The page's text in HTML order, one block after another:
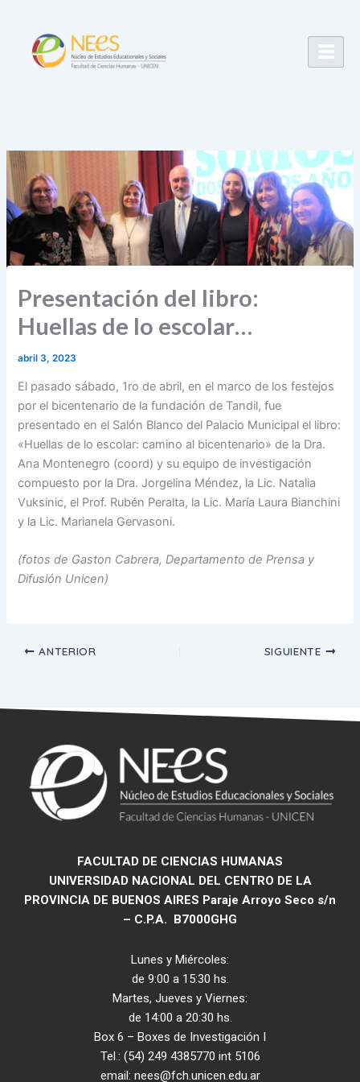
contenido
Presentación del libro:
Huellas de lo escolar…
abril 3, 2023
El pasado sábado, 1ro de abril, en el marco de los festejos
por el bicentenario de la fundación de Tandil, fue
presentado en el Salón Blanco del Palacio Municipal el libro:
«Huellas de lo escolar: camino al bicentenario» de la Dra.
Ana Montenegro (coord) y su equipo de investigación
compuesto por la Dra. Jorgelina Méndez, la Lic. Natalia
Vuksinic, el Prof. Rubén Peralta, la Lic. María Laura Bianchini
y la Lic. Marianela Gervasoni.
(fotos de Gaston Cabrera, Departamento de Prensa y
Difusión Unicen)
ANTERIOR SIGUIENTE
FACULTAD DE CIENCIAS HUMANAS
UNIVERSIDAD NACIONAL DEL CENTRO DE LA
PROVINCIA DE BUENOS AIRES Paraje Arroyo Seco s/n
– C.P.A. B7000GHG
Lunes y Miércoles:
de 9:00 a 15:30 hs.
Martes, Jueves y Viernes:
de 14:00 a 20:30 hs.
Box 6 – Boxes de Investigación I
Tel.: (54) 249 4385770 int 5106
email: nees@fch.unicen.edu.ar